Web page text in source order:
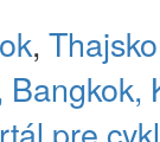
, Thajsko